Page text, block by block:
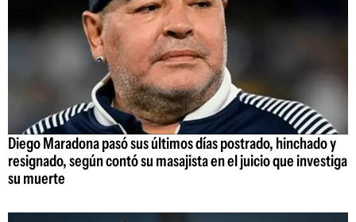
Diego Maradona pasó sus últimos días postrado, hinchado y
resignado, según contó su masajista en el juicio que investiga
su muerte